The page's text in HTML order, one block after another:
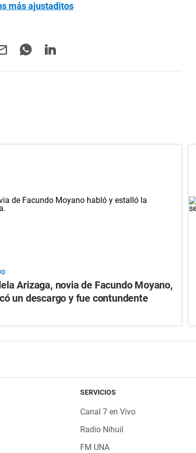
más ajustaditos
Arizaga, novia de Facundo Moyano,
un descargo y fue contundente
SERVICIOS
Canal 7 en Vivo
Radio Nihuil
FM UNA